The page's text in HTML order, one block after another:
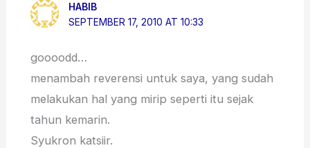
HABIB
SEPTEMBER 17, 2010 AT 10:33
goooodd…
menambah reverensi untuk saya, yang sudah
melakukan hal yang mirip seperti itu sejak
tahun kemarin.
Syukron katsiir.